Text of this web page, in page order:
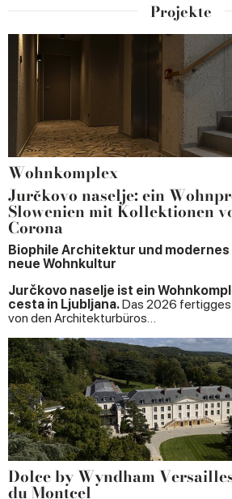
Projekte
Wohnkomplex
Jurčkovo naselje: ein
Slowenien mit Kollektionen
Corona
Biophile Architektur und modernes
neue Wohnkultur
Jurčkovo naselje ist ein
cesta in Ljubljana.Das 2026
von den Architekturbüros…
Dolce by Wyndham
du Montcel